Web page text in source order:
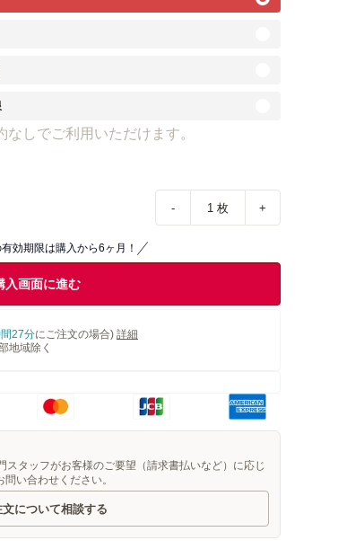
しでご利用いただけます。
- 1 枚 +
効期限は購入から6ヶ月！
入画面に進む
27分にご注文の場合) 詳細
地域除く
タッフがお客様のご要望（請求書払いなど）に応じ
い合わせください。
について相談する